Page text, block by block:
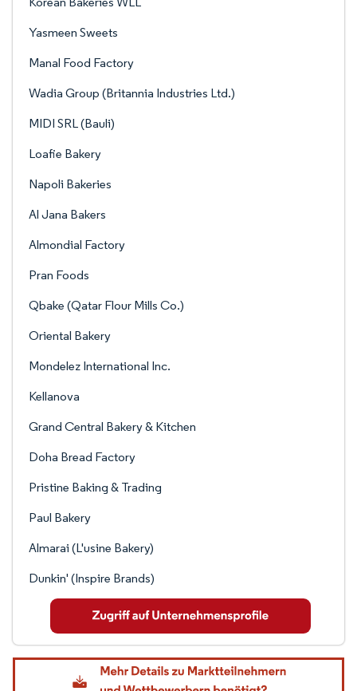
Yasmeen Sweets
Manal Food Factory
Wadia Group (Britannia Industries Ltd.)
MIDI SRL (Bauli)
Loafie Bakery
Napoli Bakeries
Al Jana Bakers
Almondial Factory
Pran Foods
Qbake (Qatar Flour Mills Co.)
Oriental Bakery
Mondelez International Inc.
Kellanova
Grand Central Bakery & Kitchen
Doha Bread Factory
Pristine Baking & Trading
Paul Bakery
Almarai (L'usine Bakery)
Dunkin' (Inspire Brands)